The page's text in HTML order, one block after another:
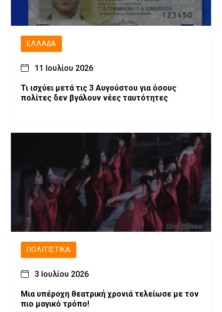
ΕΛΛΆΔΑ
11 Ιουλίου 2026
Τι ισχύει μετά τις 3 Αυγούστου για όσους
πολίτες δεν βγάλουν νέες ταυτότητες
ΠΟΛΙΤΙΣΤΙΚΆ
3 Ιουλίου 2026
Μια υπέροχη θεατρική χρονιά τελείωσε με τον
πιο μαγικό τρόπο!